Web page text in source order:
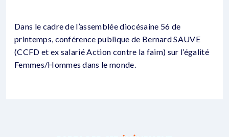
Dans le cadre de l’assemblée diocésaine 56 de
printemps, conférence publique de Bernard SAUVE
(CCFD et ex salarié Action contre la faim) sur l’égalité
Femmes/Hommes dans le monde.